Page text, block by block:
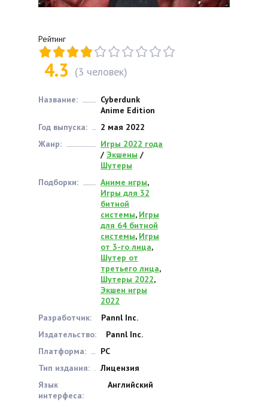
Рейтинг
4.3 (3 человек)
Название:
Cyberdunk
Anime Edition
Год выпуска:
2 мая 2022
Жанр:
Игры 2022 года
/ Экшены /
Шутеры
Подборки:
Аниме игры,
Игры для 32
битной
системы, Игры
для 64 битной
системы, Игры
от 3-го лица,
Шутер от
третьего лица,
Шутеры 2022,
Экшен игры
2022
Разработчик:
Pannl Inc.
Издательство:
Pannl Inc.
Платформа:
PC
Тип издания:
Лицензия
Язык
интерфеса:
Английский